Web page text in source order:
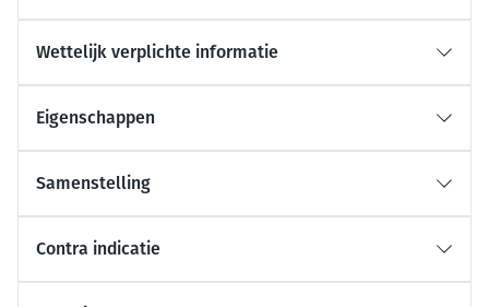
Wettelijk verplichte informatie
Eigenschappen
Samenstelling
Contra indicatie